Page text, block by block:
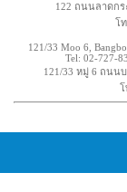
122 ถนนลาดกร
โ
121/33 Moo 6,
Tel: 02-727-
121/33 หมู่ 6 ถนน